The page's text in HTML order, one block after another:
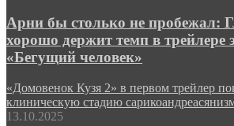
Арни бы столько не пробежал:
хорошо держит темп в трейлере
«Бегущий человек»
«Домовенок Кузя 2» в первом трейлер
клиническую стадию
13.10.2025